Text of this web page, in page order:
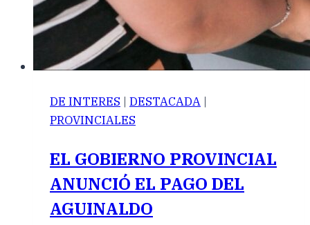
DE INTERES | DESTACADA |
PROVINCIALES
EL GOBIERNO PROVINCIAL
ANUNCIÓ EL PAGO DEL
AGUINALDO